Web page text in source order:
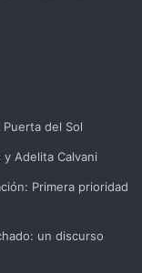
del Sol
Adelita Calvani
Primera prioridad
un discurso